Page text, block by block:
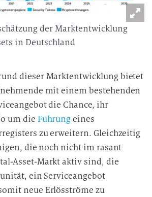
der Marktentwicklung
in Deutschland
dieser Marktentwicklung bietet
mit einem bestehenden
die Chance, ihr
um die Führungeines
zu erweitern. Gleichzeitig
die noch nicht im rasant
Asset-Markt aktiv sind, die
ein Serviceangebot
neue Erlösströme zu